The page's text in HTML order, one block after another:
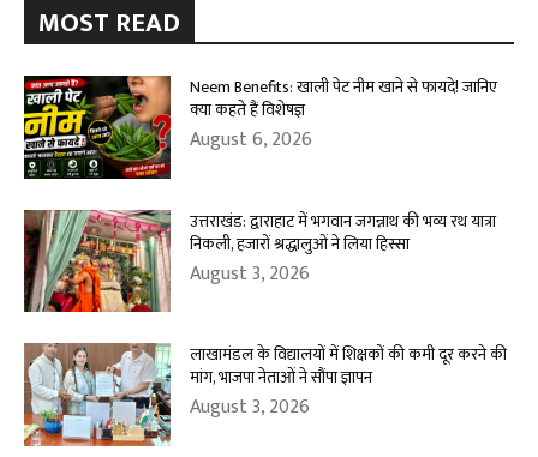
MOST READ
Neem Benefits: खाली पेट नीम खाने से फायदे! जानिए
क्या कहते हैं विशेषज्ञ
August 6, 2026
उत्तराखंड: द्वाराहाट में भगवान जगन्नाथ की भव्य रथ यात्रा
निकली, हजारों श्रद्धालुओं ने लिया हिस्सा
August 3, 2026
लाखामंडल के विद्यालयों में शिक्षकों की कमी दूर करने की
मांग, भाजपा नेताओं ने सौंपा ज्ञापन
August 3, 2026